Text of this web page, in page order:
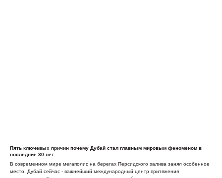
Пять ключевых причин почему Дубай стал главным мировым феноменом в
последние 30 лет
В современном мире мегаполис на берегах Персидского залива занял особенное
место. Дубай сейчас - важнейший международный центр притяжения